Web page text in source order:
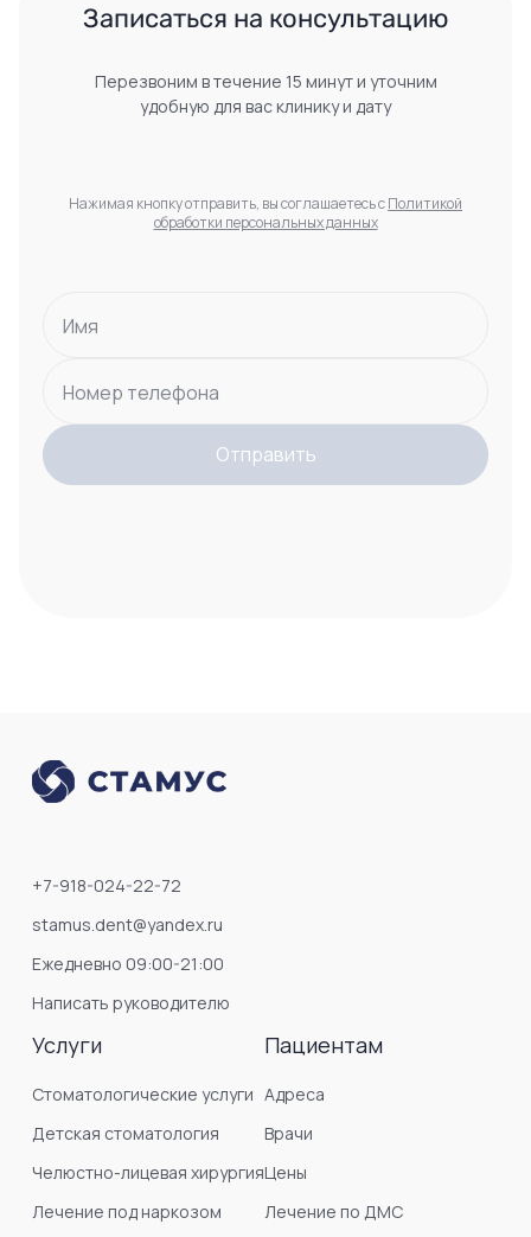
Записаться на консультацию
Перезвоним в течение 15 минут и уточним
удобную для вас клинику и дату
Нажимая кнопку отправить, вы соглашаетесь сПолитикой
обработки персональных данных
Имя
Номер телефона
Отправить
+7-918-024-22-72
stamus.dent@yandex.ru
Ежедневно 09:00-21:00
Написать руководителю
Услуги
Стоматологические услуги
Детская стоматология
Челюстно-лицевая хирургия
Лечение под наркозом
Пациентам
Адреса
Врачи
Цены
Лечение по ДМС